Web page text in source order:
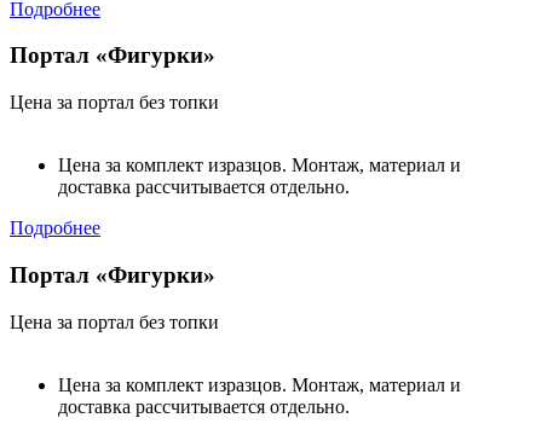
Подробнее
Портал «Фигурки»
Цена за портал без топки
Цена за комплект изразцов. Монтаж, материал и
доставка рассчитывается отдельно.
Подробнее
Портал «Фигурки»
Цена за портал без топки
Цена за комплект изразцов. Монтаж, материал и
доставка рассчитывается отдельно.